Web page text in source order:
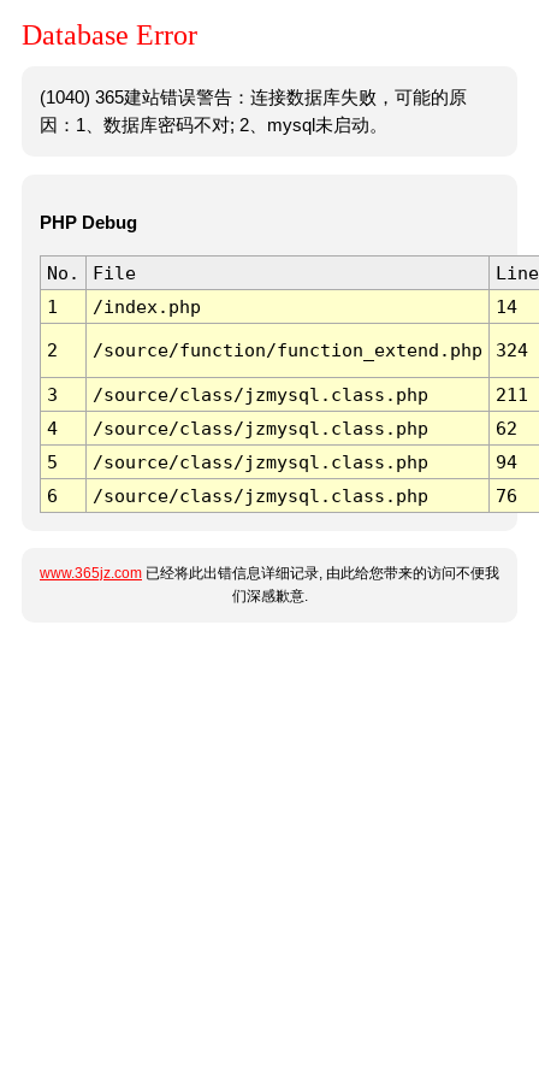
Database Error
(1040) 365建站错误警告：连接数据库失败，可能的原
因：1、数据库密码不对; 2、mysql未启动。
PHP Debug
No. File
Line
1
/index.php 14
2 /source/function/function_extend.php 324
3 /source/class/jzmysql.class.php
211
4
/source/class/jzmysql.class.php
62
5
/source/class/jzmysql.class.php
94
6
/source/class/jzmysql.class.php 76
www.365jz.com 已经将此出错信息详细记录, 由此给您带来的访问不便我
们深感歉意.